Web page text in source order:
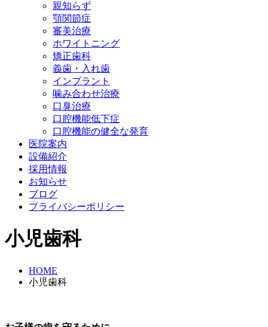
親知らず
顎関節症
審美治療
ホワイトニング
矯正歯科
義歯・入れ歯
インプラント
噛み合わせ治療
口臭治療
口腔機能低下症
口腔機能の健全な発育
医院案内
設備紹介
採用情報
お知らせ
ブログ
プライバシーポリシー
小児歯科
HOME
小児歯科